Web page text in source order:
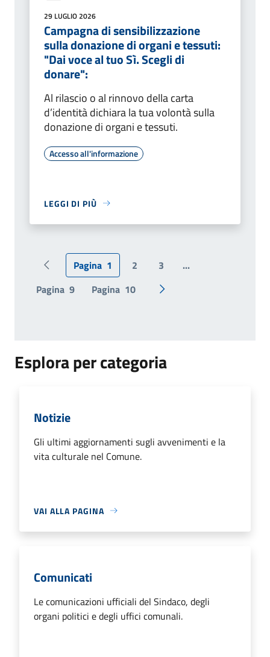
29 LUGLIO 2026
Campagna di sensibilizzazione
sulla donazione di organi e tessuti:
"Dai voce al tuo Sì. Scegli di
donare":
Al rilascio o al rinnovo della carta
d’identità dichiara la tua volontà sulla
donazione di organi e tessuti.
Accesso all'informazione
LEGGI DI PIÙ
Pagina precedente
Pagina 1 2 3
...
Pagina 9 Pagina 10 Pagina successiva
Esplora per categoria
Notizie
Gli ultimi aggiornamenti sugli avvenimenti e la
vita culturale nel Comune.
VAI ALLA PAGINA
Comunicati
Le comunicazioni ufficiali del Sindaco, degli
organi politici e degli uffici comunali.